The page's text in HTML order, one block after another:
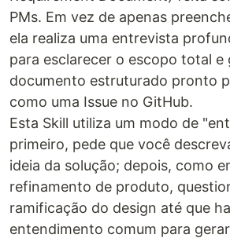
PMs. Em vez de apenas
ela realiza uma entrevista
para esclarecer o escopo total e
documento estruturado pronto
como uma Issue no GitHub.
Esta Skill utiliza um modo de
primeiro, pede que você
ideia da solução; depois, como
refinamento de produto,
ramificação do design até que
entendimento comum para